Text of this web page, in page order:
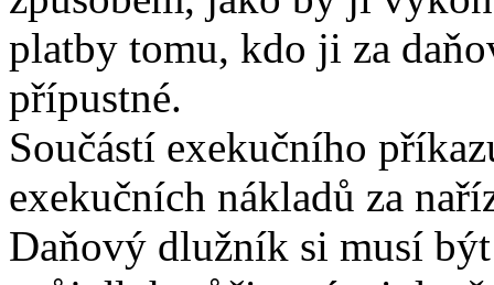
platby tomu, kdo ji za
přípustné.
Součástí exekučního
exekučních nákladů za
Daňový dlužník si musí